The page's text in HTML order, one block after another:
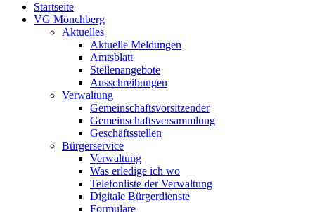
Startseite
VG Mönchberg
Aktuelles
Aktuelle Meldungen
Amtsblatt
Stellenangebote
Ausschreibungen
Verwaltung
Gemeinschaftsvorsitzender
Gemeinschaftsversammlung
Geschäftsstellen
Bürgerservice
Verwaltung
Was erledige ich wo
Telefonliste der Verwaltung
Digitale Bürgerdienste
Formulare